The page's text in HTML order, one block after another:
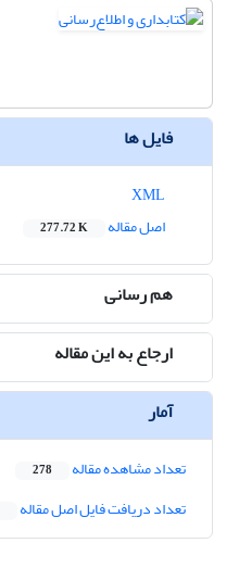
فایل ها
اصل مقاله
277.72 K
هم رسانی
ارجاع به این مقاله
آمار
تعداد مشاهده مقاله 278
تعداد دریافت فایل اصل مقاله